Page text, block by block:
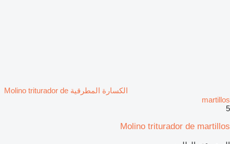
الكسارة المطرقية Molino triturador de
martillos
5
Molino triturador de martillos